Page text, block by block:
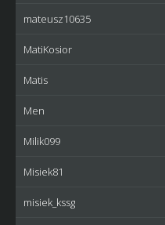
mateusz10635
MatiKosior
Matis
Men
Milik099
Misiek81
misiek_kssg